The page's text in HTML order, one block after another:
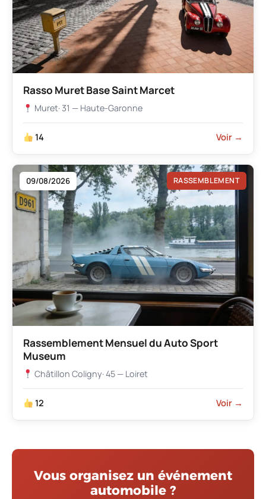
Rasso Muret Base Saint Marcet
Muret· 31 — Haute-Garonne
14 Voir →
09/08/2026 RASSEMBLEMENT
Rassemblement Mensuel du Auto Sport
Museum
Châtillon Coligny· 45 — Loiret
12 Voir →
Vous organisez un événement
automobile ?